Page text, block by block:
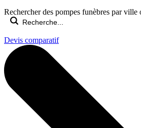
Rechercher des pompes funèbres par ville
Devis comparatif